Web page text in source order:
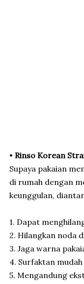
• Rinso Korean
Supaya pakaian
di rumah dengan
keunggulan,
1. Dapat
2. Hilangkan noda
3. Jaga warna
4. Surfaktan
5. Mengandung